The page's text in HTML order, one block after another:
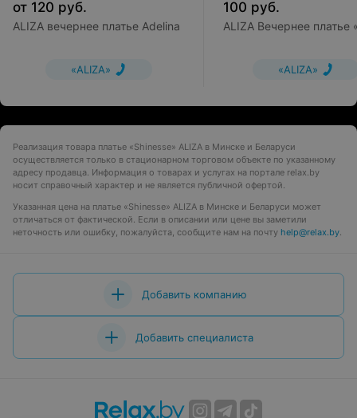
от 120 руб.
ALIZA вечернее платье Adelina
«ALIZA»
100 руб.
ALIZA Вечернее платье
«ALIZA»
Реализация товара платье «Shinesse» ALIZA в Минске и Беларуси
осуществляется только в стационарном торговом объекте по указанному
адресу продавца. Информация о товарах и услугах на портале relax.by
носит справочный характер и не является публичной офертой.
Указанная цена на платье «Shinesse» ALIZA в Минске и Беларуси может
отличаться от фактической. Если в описании или цене вы заметили
неточность или ошибку, пожалуйста, сообщите нам на почту help@relax.by.
Добавить компанию
Добавить специалиста